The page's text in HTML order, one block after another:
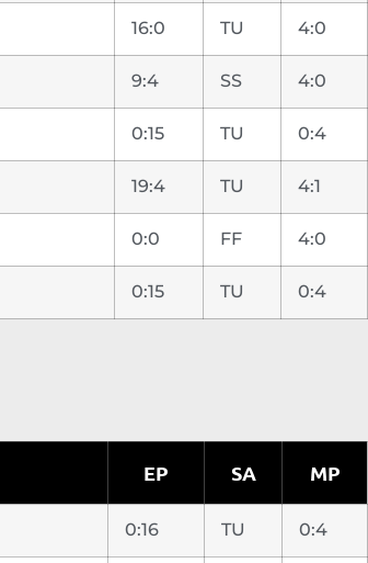
16:0 TU 4:0
9:4 SS 4:0
0:15 TU 0:4
19:4 TU 4:1
0:0 FF 4:0
0:15 TU 0:4
EP SA MP
0:16 TU 0:4